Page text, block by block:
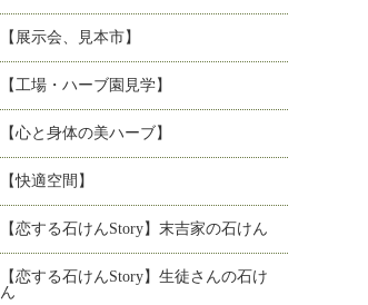
【展示会、見本市】
【工場・ハーブ園見学】
【心と身体の美ハーブ】
【快適空間】
【恋する石けんStory】末吉家の石けん
【恋する石けんStory】生徒さんの石け
ん